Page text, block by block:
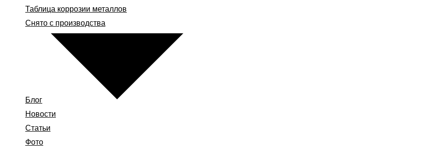
Таблица коррозии металлов
Снято с производства
Блог
Новости
Статьи
Фото